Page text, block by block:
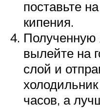
поставьте
кипения.
Полученную
вылейте на
слой и
часов, а